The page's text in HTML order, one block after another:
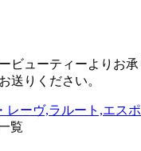
ビューティーよりお承
送りください。